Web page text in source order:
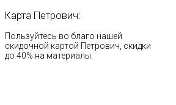
Карта Петрович:
Пользуйтесь во благо нашей
скидочной картой Петрович, скидки
до 40% на материалы.